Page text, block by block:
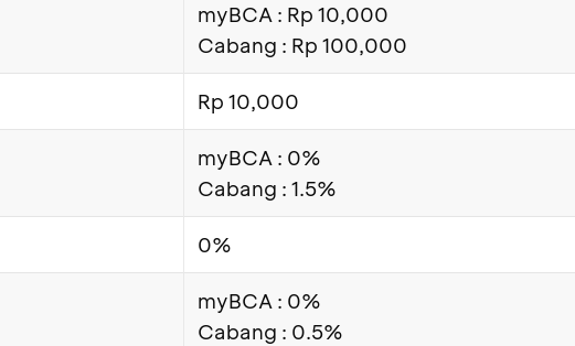
myBCA : Rp 10,000
Cabang : Rp 100,000
Rp 10,000
myBCA : 0%
Cabang : 1.5%
0%
myBCA : 0%
Cabang : 0.5%